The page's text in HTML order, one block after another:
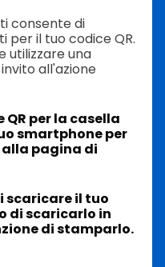
consente di
per il tuo codice QR.
utilizzare una
all'azione
per la casella
smartphone per
alla pagina di
scaricare il tuo
di scaricarlo in
di stamparlo.